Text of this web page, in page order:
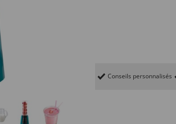
Conseils personnalisés